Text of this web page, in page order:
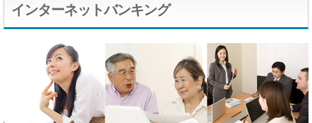
インターネットバンキング